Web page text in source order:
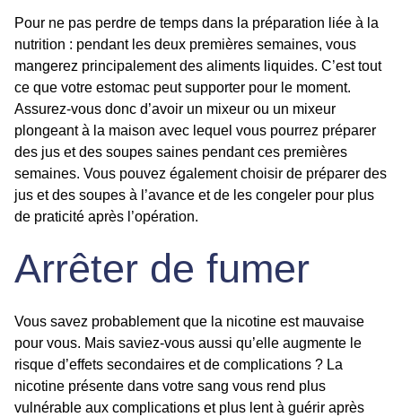
Pour ne pas perdre de temps dans la préparation liée à la
nutrition : pendant les deux premières semaines, vous
mangerez principalement des aliments liquides. C’est tout
ce que votre estomac peut supporter pour le moment.
Assurez-vous donc d’avoir un mixeur ou un mixeur
plongeant à la maison avec lequel vous pourrez préparer
des jus et des soupes saines pendant ces premières
semaines. Vous pouvez également choisir de préparer des
jus et des soupes à l’avance et de les congeler pour plus
de praticité après l’opération.
Arrêter de fumer
Vous savez probablement que la nicotine est mauvaise
pour vous. Mais saviez-vous aussi qu’elle augmente le
risque d’effets secondaires et de complications ? La
nicotine présente dans votre sang vous rend plus
vulnérable aux complications et plus lent à guérir après